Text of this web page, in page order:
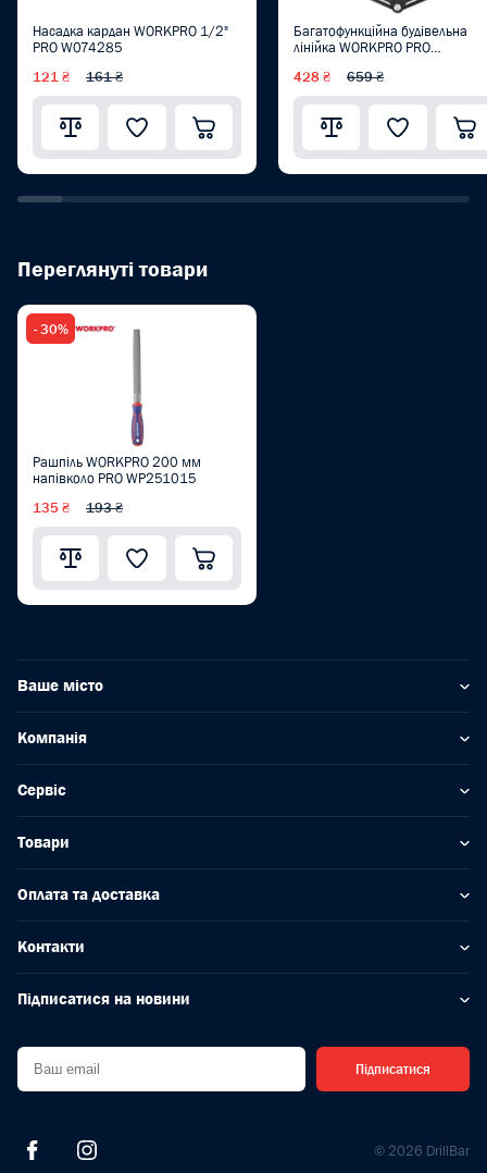
Насадка кардан WORKPRO 1/2"
PRO W074285
121 ₴ 161 ₴
Багатофункційна будівельна
лінійка WORKPRO PRO
428 ₴ 659 ₴
Переглянуті товари
- 30%
Рашпіль WORKPRO 200 мм
напівколо PRO WP251015
135 ₴ 193 ₴
Ваше місто
Компанія
Сервіс
Товари
Оплата та доставка
Контакти
Підписатися на новини
Підписатися
© 2026 DrillBar